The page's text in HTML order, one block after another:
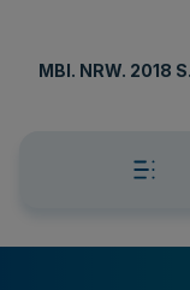
MBl. NRW. 2018